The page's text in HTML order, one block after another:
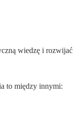
wiedzę i rozwijać
to między innymi: